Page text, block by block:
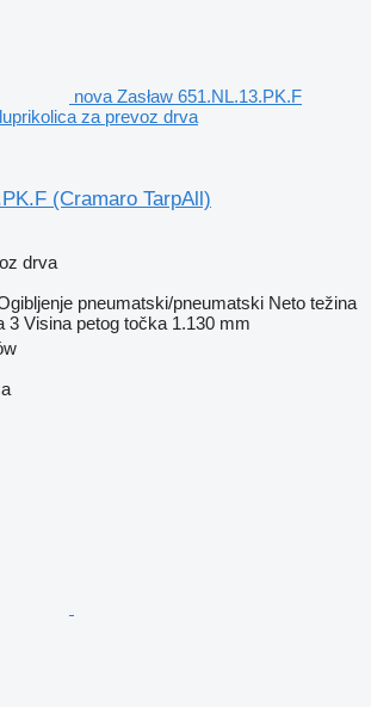
nova Zasław 651.NL.13.PK.F
za prevoz drva
(Cramaro TarpAll)
drva
pneumatski/pneumatski Neto težina
3 Visina petog točka 1.130 mm